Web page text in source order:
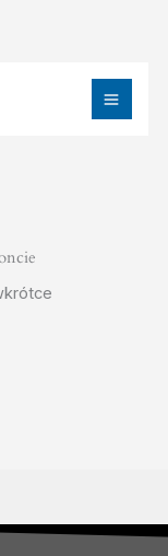
MAIN